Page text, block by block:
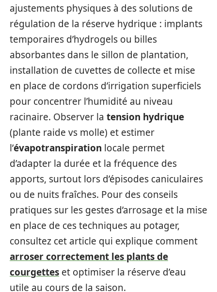
ajustements physiques à des solutions de
régulation de la réserve hydrique : implants
temporaires d’hydrogels ou billes
absorbantes dans le sillon de plantation,
installation de cuvettes de collecte et mise
en place de cordons d’irrigation superficiels
pour concentrer l’humidité au niveau
racinaire. Observer la tension hydrique
(plante raide vs molle) et estimer
l’évapotranspiration locale permet
d’adapter la durée et la fréquence des
apports, surtout lors d’épisodes caniculaires
ou de nuits fraîches. Pour des conseils
pratiques sur les gestes d’arrosage et la mise
en place de ces techniques au potager,
consultez cet article qui explique comment
arroser correctement les plants de
courgettes et optimiser la réserve d’eau
utile au cours de la saison.